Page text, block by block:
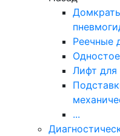
Реечные
Лифт для
...